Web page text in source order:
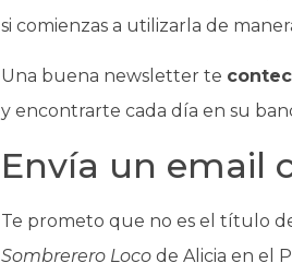
si comienzas a utilizarla de
Una buena newsletter te
y encontrarte cada día en su
Envía un email
Te prometo que no es el título
Sombrerero Loco de Alicia en el